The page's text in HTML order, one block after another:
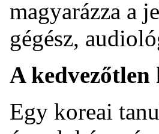
magyarázza a
gégész,
A kedvezőtlen
Egy koreai